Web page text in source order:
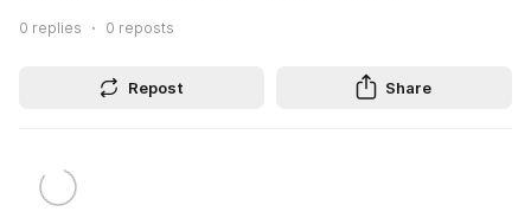
0 replies 0 reposts
Repost Share